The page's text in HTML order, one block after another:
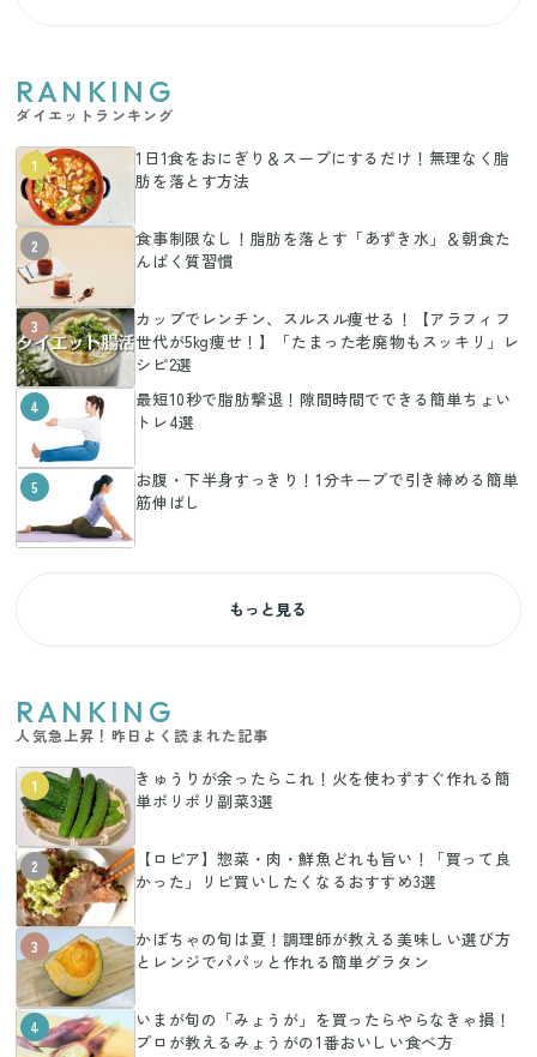
RANKING
ダイエットランキング
1
1日1食をおにぎり＆スープにするだけ！無理なく脂
肪を落とす方法
2
食事制限なし！脂肪を落とす「あずき水」＆朝食た
んぱく質習慣
3
カップでレンチン、スルスル痩せる！【アラフィフ
世代が5kg痩せ！】「たまった老廃物もスッキリ」レ
シピ2選
4
最短10秒で脂肪撃退！隙間時間でできる簡単ちょい
トレ4選
5
お腹・下半身すっきり！1分キープで引き締める簡単
筋伸ばし
もっと見る
RANKING
人気急上昇！昨日よく読まれた記事
1
きゅうりが余ったらこれ！火を使わずすぐ作れる簡
単ポリポリ副菜3選
2
【ロピア】惣菜・肉・鮮魚どれも旨い！「買って良
かった」リピ買いしたくなるおすすめ3選
3
かぼちゃの旬は夏！調理師が教える美味しい選び方
とレンジでパパッと作れる簡単グラタン
4
いまが旬の「みょうが」を買ったらやらなきゃ損！
プロが教えるみょうがの1番おいしい食べ方